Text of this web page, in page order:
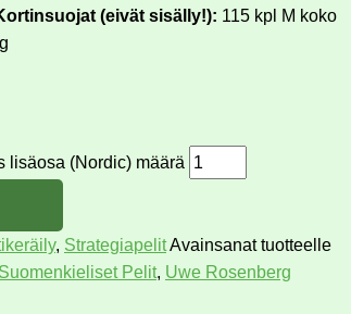
(eivät sisälly!): 115 kpl M koko
lisäosa (Nordic) määrä
, StrategiapelitAvainsanat tuotteelle
Suomenkieliset Pelit, Uwe Rosenberg